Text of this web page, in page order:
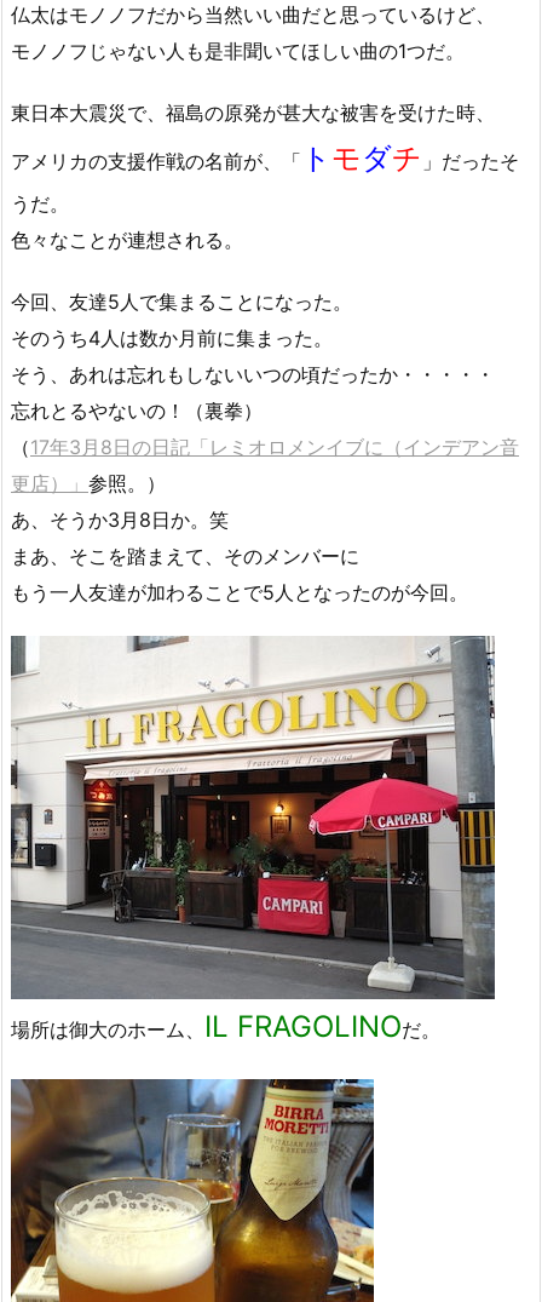
仏太はモノノフだから当然いい曲だと思っているけど、
モノノフじゃない人も是非聞いてほしい曲の1つだ。
東日本大震災で、福島の原発が甚大な被害を受けた時、
アメリカの支援作戦の名前が、「 ト モダチ 」だったそ
うだ。
色々なことが連想される。
今回、友達5人で集まることになった。
そのうち4人は数か月前に集まった。
そう、あれは忘れもしないいつの頃だったか・・・・・
忘れとるやないの！（裏拳）
（17年3月8日の日記「レミオロメンイブに（インデアン音
更店）」 参照。）
あ、そうか3月8日か。笑
まあ、そこを踏まえて、そのメンバーに
もう一人友達が加わることで5人となったのが今回。
場所は御大のホーム、 IL FRAGOLINOだ。